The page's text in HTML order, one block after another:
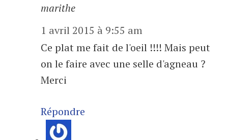
marithe
1 avril 2015 à 9:55 am
Ce plat me fait de l'oeil !!!! Mais peut
on le faire avec une selle d'agneau ?
Merci
Répondre